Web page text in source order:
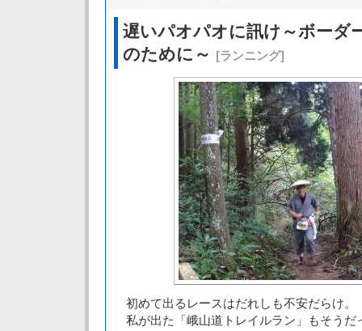
遅いパオパオに訊け～ボーダ
のために～ [ランニング]
初めて出るレースはだれしも不安だらけ。
私が出た「峨山道トレイルラン」もそうだ